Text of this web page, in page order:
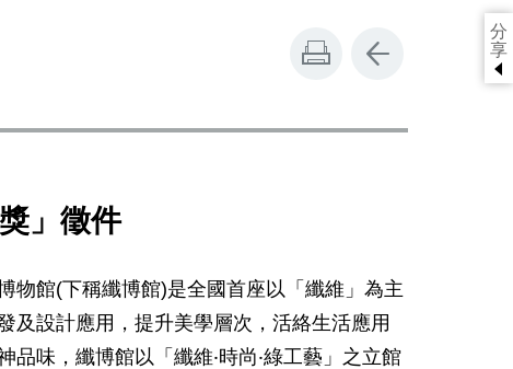
分
享
」徵件
物館(下稱纖博館)是全國首座以「纖維」為主
及設計應用，提升美學層次，活絡生活應用
味，纖博館以「纖維‧時尚‧綠工藝」之立館